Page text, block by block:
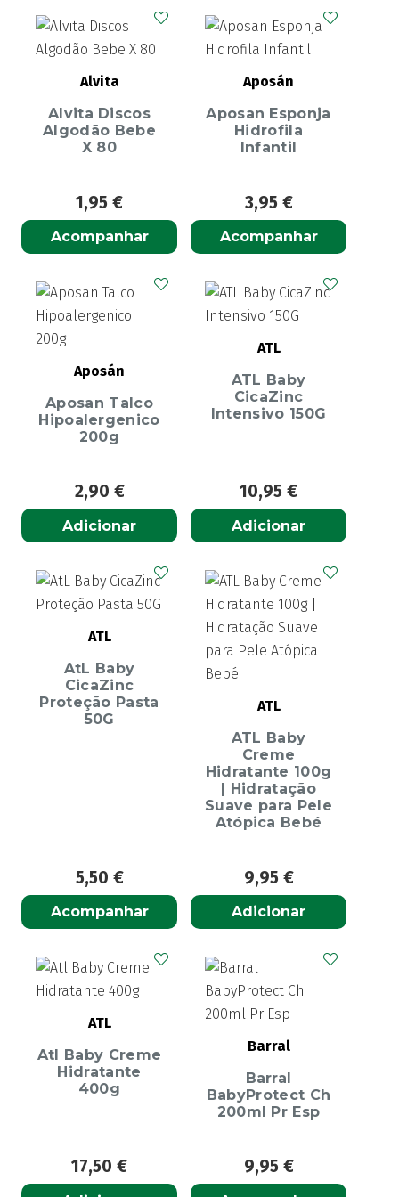
Alvita
Alvita Discos
Algodão Bebe
X 80
1,95 €
Acompanhar
Aposán
Aposan Esponja
Hidrofila
Infantil
3,95 €
Acompanhar
Aposán
Aposan Talco
Hipoalergenico
200g
2,90 €
Adicionar
ATL
ATL Baby
CicaZinc
Intensivo 150G
10,95 €
Adicionar
ATL
AtL Baby
CicaZinc
Proteção Pasta
50G
5,50 €
Acompanhar
ATL
ATL Baby
Creme
Hidratante 100g
| Hidratação
Suave para Pele
Atópica Bebé
9,95 €
Adicionar
ATL
Atl Baby Creme
Hidratante
400g
17,50 €
Barral
Barral
BabyProtect Ch
200ml Pr Esp
9,95 €